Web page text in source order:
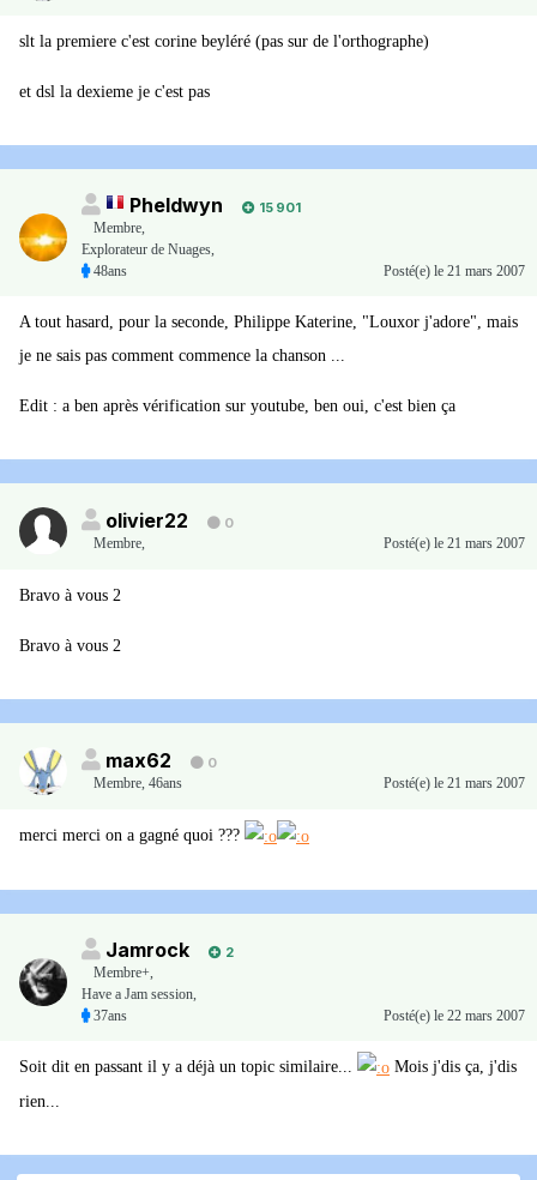
slt la premiere c'est corine beyléré (pas sur de l'orthographe)
et dsl la dexieme je c'est pas
Pheldwyn
15 901
Membre,
Explorateur de Nuages,
48ans
Posté(e) le 21 mars 2007
A tout hasard, pour la seconde, Philippe Katerine, "Louxor j'adore", mais
je ne sais pas comment commence la chanson ...
Edit : a ben après vérification sur youtube, ben oui, c'est bien ça
olivier22
0
Membre, Posté(e) le 21 mars 2007
Bravo à vous 2
Bravo à vous 2
max62
0
Membre, 46ans Posté(e) le 21 mars 2007
merci merci on a gagné quoi ???
Jamrock
2
Membre+,
Have a Jam session,
37ans
Posté(e) le 22 mars 2007
Soit dit en passant il y a déjà un topic similaire...
Mois j'dis ça, j'dis
rien...